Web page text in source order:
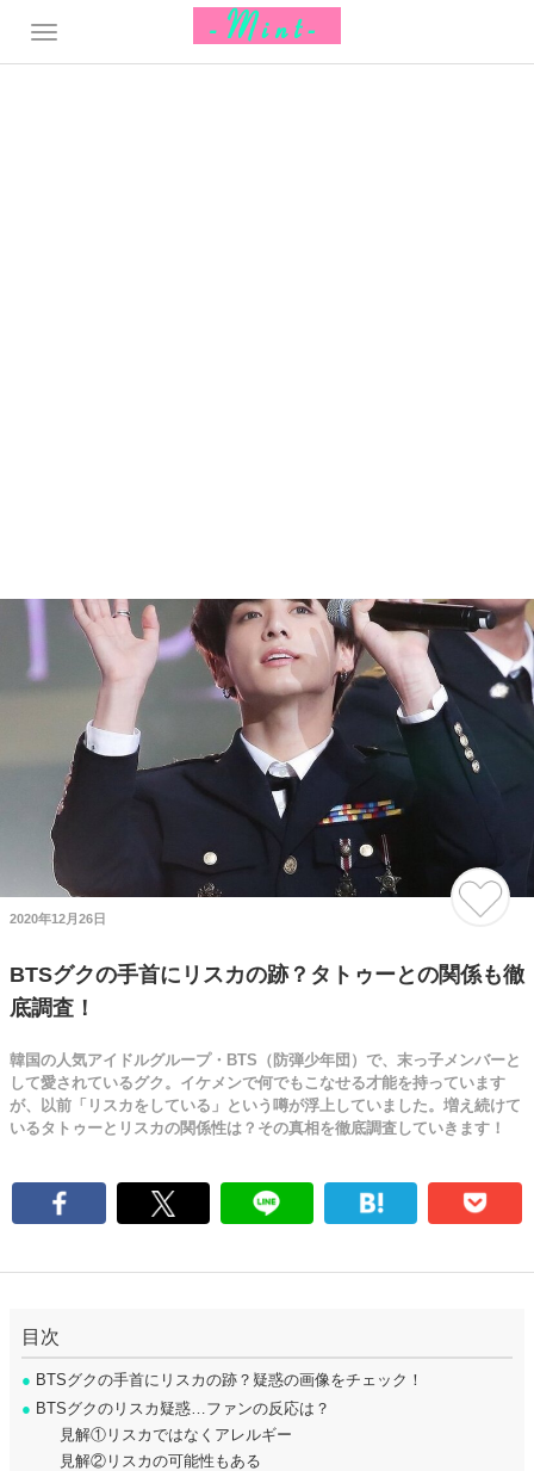
2020年12月26日
BTSグクの手首にリスカの跡？タトゥーとの関係も徹
底調査！
韓国の人気アイドルグループ・BTS（防弾少年団）で、末っ子メンバーと
して愛されているグク。イケメンで何でもこなせる才能を持っています
が、以前「リスカをしている」という噂が浮上していました。増え続けて
いるタトゥーとリスカの関係性は？その真相を徹底調査していきます！
目次
● BTSグクの手首にリスカの跡？疑惑の画像をチェック！
● BTSグクのリスカ疑惑…ファンの反応は？
見解①リスカではなくアレルギー
見解②リスカの可能性もある